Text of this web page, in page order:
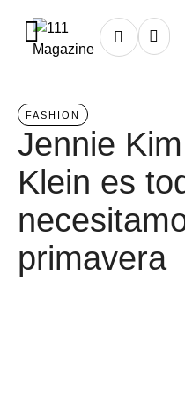
Home / fashion
FASHION
Jennie
Klein es
primavera